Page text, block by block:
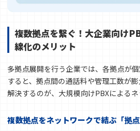
複数拠点を繋ぐ！大企業向け
線化のメリット
多拠点展開を行う企業では、各拠点が
すると、拠点間の通話料や管理工数が
解決するのが、大規模向けPBXによるネ
複数拠点をネットワークで結ぶ「拠点